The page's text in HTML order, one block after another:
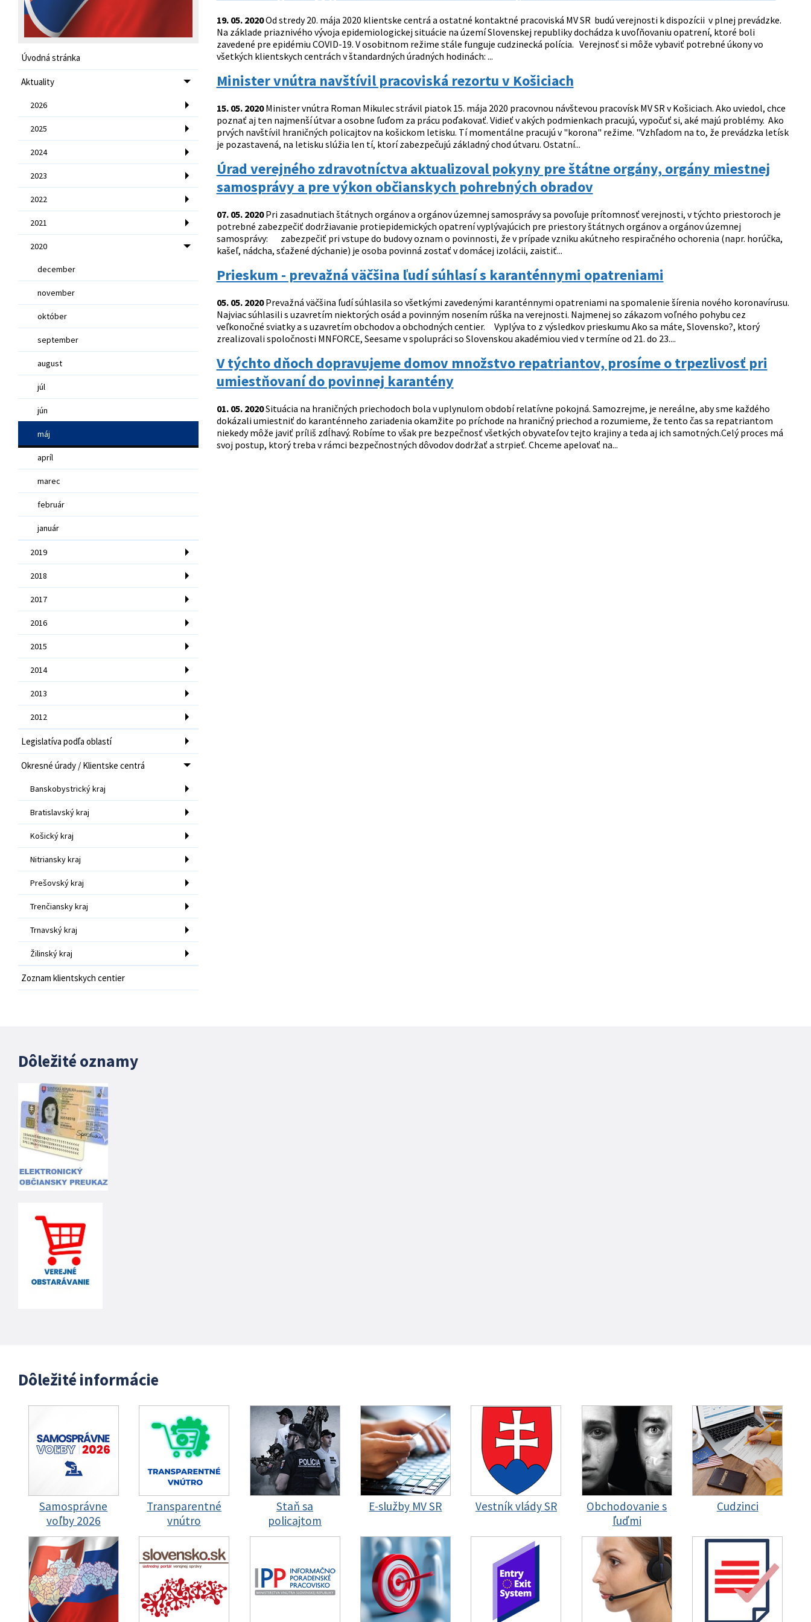
Úvodná stránka
Aktuality
2026
2025
2024
2023
2022
2021
2020
december
november
október
september
august
júl
jún
máj
apríl
marec
február
január
2019
2018
2017
2016
2015
2014
2013
2012
Legislatíva podľa oblastí
Okresné úrady / Klientske centrá
Banskobystrický kraj
Bratislavský kraj
Košický kraj
Nitriansky kraj
Prešovský kraj
Trenčiansky kraj
Trnavský kraj
Žilinský kraj
Zoznam klientskych centier
19. 05. 2020Od stredy 20. mája 2020 klientske centrá a ostatné kontaktné pracoviská MV SR budú verejnosti k dispozícii v plnej prevádzke.
Na základe priaznivého vývoja epidemiologickej situácie na území Slovenskej republiky dochádza k uvoľňovaniu opatrení, ktoré boli
zavedené pre epidémiu COVID-19. V osobitnom režime stále funguje cudzinecká polícia. Verejnosť si môže vybaviť potrebné úkony vo
všetkých klientskych centrách v štandardných úradných hodinách: ...
Minister vnútra navštívil pracoviská rezortu v Košiciach
15. 05. 2020Minister vnútra Roman Mikulec strávil piatok 15. mája 2020 pracovnou návštevou pracovísk MV SR v Košiciach. Ako uviedol, chce
poznať aj ten najmenší útvar a osobne ľuďom za prácu poďakovať. Vidieť v akých podmienkach pracujú, vypočuť si, aké majú problémy. Ako
prvých navštívil hraničných policajtov na košickom letisku. Tí momentálne pracujú v "korona" režime. "Vzhľadom na to, že prevádzka letísk
je pozastavená, na letisku slúžia len tí, ktorí zabezpečujú základný chod útvaru. Ostatní...
Úrad verejného zdravotníctva aktualizoval pokyny pre štátne orgány, orgány miestnej
samosprávy a pre výkon občianskych pohrebných obradov
07. 05. 2020Pri zasadnutiach štátnych orgánov a orgánov územnej samosprávy sa povoľuje prítomnosť verejnosti, v týchto priestoroch je
potrebné zabezpečiť dodržiavanie protiepidemických opatrení vyplývajúcich pre priestory štátnych orgánov a orgánov územnej
samosprávy: zabezpečiť pri vstupe do budovy oznam o povinnosti, že v prípade vzniku akútneho respiračného ochorenia (napr. horúčka,
kašeľ, nádcha, sťažené dýchanie) je osoba povinná zostať v domácej izolácii, zaistiť...
Prieskum - prevažná väčšina ľudí súhlasí s karanténnymi opatreniami
05. 05. 2020Prevažná väčšina ľudí súhlasila so všetkými zavedenými karanténnymi opatreniami na spomalenie šírenia nového koronavírusu.
Najviac súhlasili s uzavretím niektorých osád a povinným nosením rúška na verejnosti. Najmenej so zákazom voľného pohybu cez
veľkonočné sviatky a s uzavretím obchodov a obchodných centier. Vyplýva to z výsledkov prieskumu Ako sa máte, Slovensko?, ktorý
zrealizovali spoločnosti MNFORCE, Seesame v spolupráci so Slovenskou akadémiou vied v termíne od 21. do 23....
V týchto dňoch dopravujeme domov množstvo repatriantov, prosíme o trpezlivosť pri
umiestňovaní do povinnej karantény
01. 05. 2020Situácia na hraničných priechodoch bola v uplynulom období relatívne pokojná. Samozrejme, je nereálne, aby sme každého
dokázali umiestniť do karanténneho zariadenia okamžite po príchode na hraničný priechod a rozumieme, že tento čas sa repatriantom
niekedy môže javiť príliš zdĺhavý. Robíme to však pre bezpečnosť všetkých obyvateľov tejto krajiny a teda aj ich samotných.Celý proces má
svoj postup, ktorý treba v rámci bezpečnostných dôvodov dodržať a strpieť. Chceme apelovať na...
Dôležité oznamy
Dôležité informácie
Samosprávne
voľby 2026
Transparentné
vnútro
Staň sa
policajtom
E-služby MV SR Vestník vlády SR
Obchodovanie s
ľuďmi
Cudzinci